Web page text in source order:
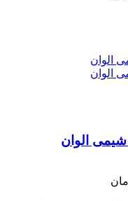
الوان